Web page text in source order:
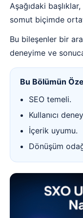
Aşağıdaki
somut biçimde
Bu bileşenler bir
deneyime ve
Bu Bölümün
SEO temeli.
Kullanıcı
İçerik uyumu.
Dönüşüm